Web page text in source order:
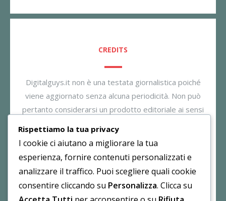
CREDITS
Digitalguys.it non è una testata giornalistica poiché
viene aggiornato senza alcuna periodicità. Non può
pertanto considerarsi un prodotto editoriale ai sensi
essere responsabile per i commenti inseriti nei post.
Eventuali commenti dei lettori, lesivi all’immagine o
all’onorabilità di persone terze non sono da attribuirsi
al gestore.
Rispettiamo la tua privacy
I cookie ci aiutano a migliorare la tua
esperienza, fornire contenuti personalizzati e
analizzare il traffico. Puoi scegliere quali cookie
consentire cliccando su Personalizza. Clicca su